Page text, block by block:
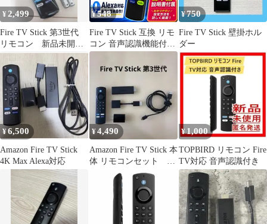
¥ 2,499
Fire TV Stick 第3世代
リモコン 新品未開
封 24時間以内発送
¥548
Fire TV Stick 互換 リモ
コン 音声認識機能付き
Alexa 対応 ファイヤー
スティック 日本語説明
世代 第3世代 対応
Netflix Hulu Disney+
Prime Video スマートテ
レビ
¥750
Fire TV Stick 壁掛ホル
ダー
¥6,500
Amazon Fire TV Stick
4K Max Alexa対応
¥4,490
Amazon Fire TV Stick 本
体 リモコンセット 第
¥1,000
TOPBIRD リモコン Fire
TV対応 音声認識付き